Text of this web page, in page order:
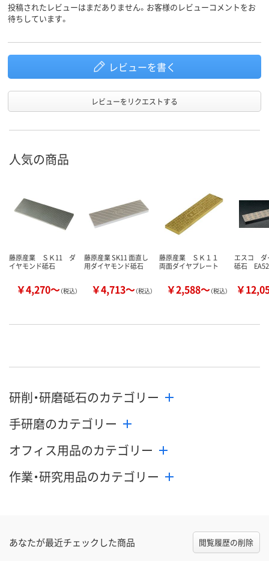
投稿されたレビューはまだありません。お客様のレビューコメントをお
待ちしています。
レビューを書く
レビューをリクエストする
人気の商品
藤原産業 ＳＫ11 ダ
イヤモンド砥石
￥4,270～（税込）
藤原産業 SK11 面直し
用ダイヤモンド砥石
￥4,713～（税込）
藤原産業 ＳＫ１１
両面ダイヤプレート
￥2,588～（税込）
エスコ ダ
砥石
￥
研削・研磨砥石のカテゴリー
手研磨のカテゴリー
オフィス用品のカテゴリー
作業・研究用品のカテゴリー
あなたが最近チェックした商品 閲覧履歴の削除